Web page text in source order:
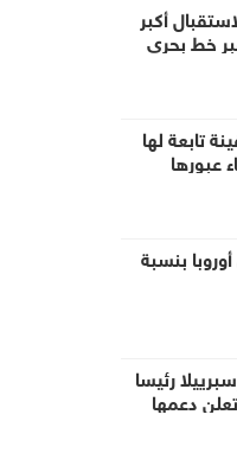
أكبر
خط بحري
تابعة لها
عبورها
بنسبة
رئيسا
دعمها